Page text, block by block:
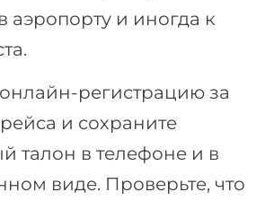
аэропорту и иногда к
регистрацию за
и сохраните
талон в телефоне и в
виде. Проверьте, что